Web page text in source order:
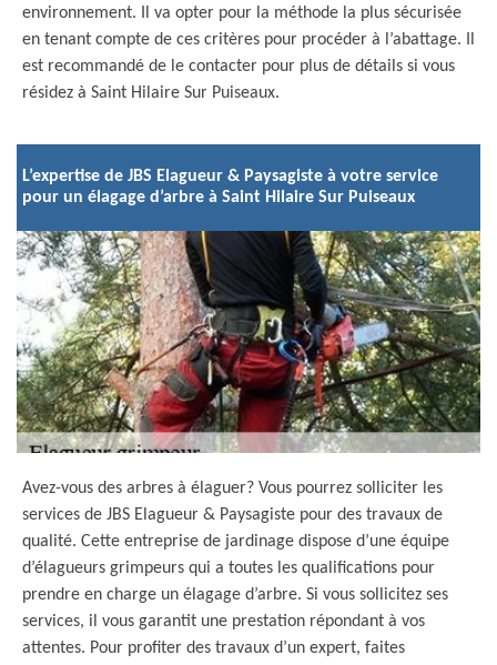
environnement. Il va opter pour la méthode la plus sécurisée
en tenant compte de ces critères pour procéder à l’abattage. Il
est recommandé de le contacter pour plus de détails si vous
résidez à Saint Hilaire Sur Puiseaux.
L’expertise de JBS Elagueur & Paysagiste à votre service
pour un élagage d’arbre à Saint Hilaire Sur Puiseaux
Avez-vous des arbres à élaguer? Vous pourrez solliciter les
services de JBS Elagueur & Paysagiste pour des travaux de
qualité. Cette entreprise de jardinage dispose d’une équipe
d’élagueurs grimpeurs qui a toutes les qualifications pour
prendre en charge un élagage d’arbre. Si vous sollicitez ses
services, il vous garantit une prestation répondant à vos
attentes. Pour profiter des travaux d’un expert, faites